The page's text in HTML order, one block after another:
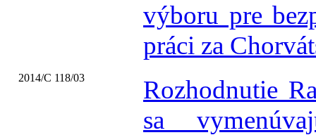
výboru pre
práci za
2014/C 118/03
Rozhodnutie
sa